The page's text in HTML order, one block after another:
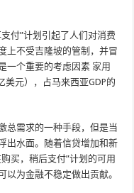
付”计划引起了人们对消费
上不受吉隆坡的管制，并冒
一个重要的考虑因素 家用
美元），占马来西亚GDP的
总需求的一种手段，但是当
出水面。随着信贷增加和新
买，稍后支付”计划的可用
为金融不稳定做出贡献。